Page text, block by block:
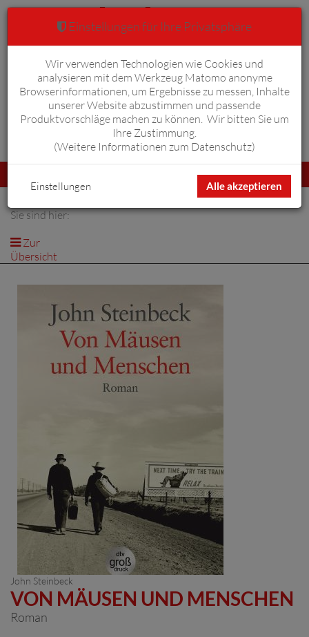
Anmelden Warenkorb 0
umschalten
Sie sind hier:
Zur
Übersicht
John Steinbeck
VON MÄUSEN UND MENSCHEN
Roman
Einstellungen für Ihre Privatsphäre
Wir verwenden Technologien wie Cookies und
analysieren mit dem Werkzeug Matomo anonyme
Browserinformationen, um Ergebnisse zu messen, Inhalte
unserer Website abzustimmen und passende
Produktvorschläge machen zu können. Wir bitten Sie um
Ihre Zustimmung.
(Weitere Informationen zum Datenschutz)
Alle akzeptieren
Einstellungen